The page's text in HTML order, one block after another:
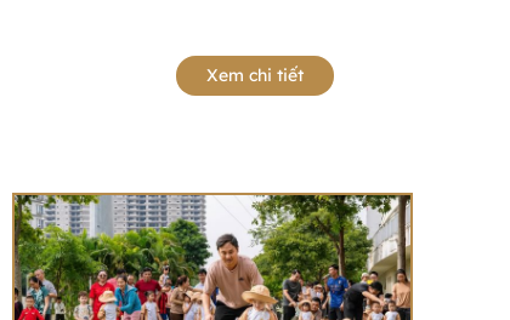
Xem chi tiết